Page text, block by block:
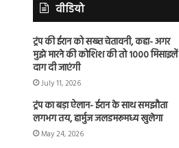
वीडियो
ट्रंप की ईरान को सख्त चेतावनी, कहा- अगर
मुझे मारने की कोशिश की तो 1000 मिसाइलें
दाग दी जाएंगी
July 11, 2026
ट्रंप का बड़ा ऐलान- ईरान के साथ समझौता
लगभग तय, हार्मुज जलडमरूमध्य खुलेगा
May 24, 2026